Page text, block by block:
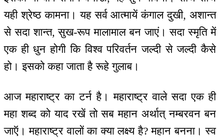
यही श्रेष्ठ कामना। यह सर्व आत्मायें कंगाल दुखी, अशान्त
से सदा शान्त, सुख-रूप मालामाल बन जाएं। सदा स्मृति में
एक ही धुन होगी कि विश्व परिवर्तन जल्दी से जल्दी कैसे
हो। इसको कहा जाता है रूहे गुलाब।
आज महाराष्ट्र का टर्न है। महाराष्ट्र वाले सदा एक ही
महा शब्द को याद रखें तो सब महान अर्थात् नम्बरवन बन
जाऍ। महाराष्ट्र वालों का क्या लक्ष्य है? महान बनना। स्व